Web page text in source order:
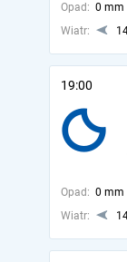
Opad: 0 mm
Wiatr:
19:00
Opad: 0 mm
Wiatr: